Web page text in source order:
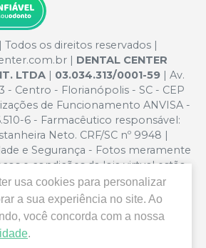
os direitos reservados |
| DENTAL CENTER
LTDA | 03.034.313/0001-59 | Av.
- Centro - Florianópolis - SC - CEP
de Funcionamento ANVISA -
6 - Farmacêutico responsável:
Neto. CRF/SC nº 9948 |
e Segurança - Fotos meramente
e condições da loja virtual estão
Em caso de divergência de preços
é o do Carrinho de Compra. Não
por isso nos reservamos o
compras de grandes volumes
usa cookies para personalizar
a sua experiência no site. Ao
você concorda com a nossa
.